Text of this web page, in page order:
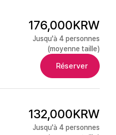
176,000KRW
Jusqu'à 4 personnes
(moyenne taille)
Réserver
132,000KRW
Jusqu'à 4 personnes